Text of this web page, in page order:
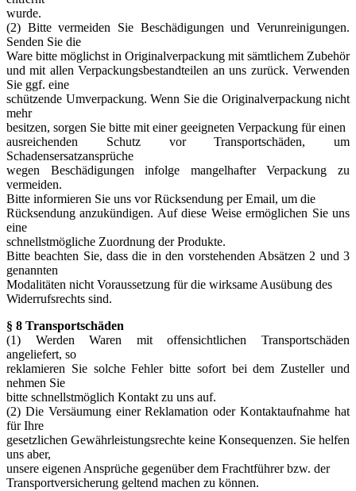
wurde.
(2) Bitte vermeiden Sie Beschädigungen und Verunreinigungen.
Senden Sie die
Ware bitte möglichst in Originalverpackung mit sämtlichem Zubehör
und mit allen Verpackungsbestandteilen an uns zurück. Verwenden
Sie ggf. eine
schützende Umverpackung. Wenn Sie die Originalverpackung nicht
mehr
besitzen, sorgen Sie bitte mit einer geeigneten Verpackung für einen
ausreichenden Schutz vor Transportschäden, um
Schadensersatzansprüche
wegen Beschädigungen infolge mangelhafter Verpackung zu
vermeiden.
Bitte informieren Sie uns vor Rücksendung per Email, um die
Rücksendung anzukündigen. Auf diese Weise ermöglichen Sie uns
eine
schnellstmögliche Zuordnung der Produkte.
Bitte beachten Sie, dass die in den vorstehenden Absätzen 2 und 3
genannten
Modalitäten nicht Voraussetzung für die wirksame Ausübung des
Widerrufsrechts sind.
§ 8 Transportschäden
(1) Werden Waren mit offensichtlichen Transportschäden
angeliefert, so
reklamieren Sie solche Fehler bitte sofort bei dem Zusteller und
nehmen Sie
bitte schnellstmöglich Kontakt zu uns auf.
(2) Die Versäumung einer Reklamation oder Kontaktaufnahme hat
für Ihre
gesetzlichen Gewährleistungsrechte keine Konsequenzen. Sie helfen
uns aber,
unsere eigenen Ansprüche gegenüber dem Frachtführer bzw. der
Transportversicherung geltend machen zu können.